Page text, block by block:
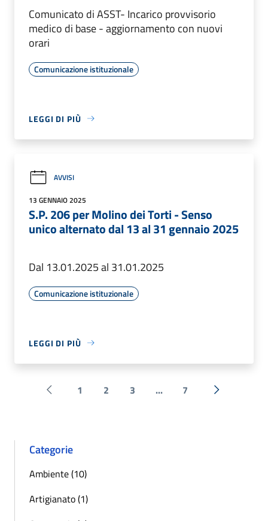
Comunicato di ASST- Incarico provvisorio
medico di base - aggiornamento con nuovi
orari
Comunicazione istituzionale
LEGGI DI PIÙ
AVVISI
13 GENNAIO 2025
S.P. 206 per Molino dei Torti - Senso
unico alternato dal 13 al 31 gennaio 2025
Dal 13.01.2025 al 31.01.2025
Comunicazione istituzionale
LEGGI DI PIÙ
Pagina precedente
1 2 3 ... 7 Successiva
Categorie
Ambiente (10)
Artigianato (1)